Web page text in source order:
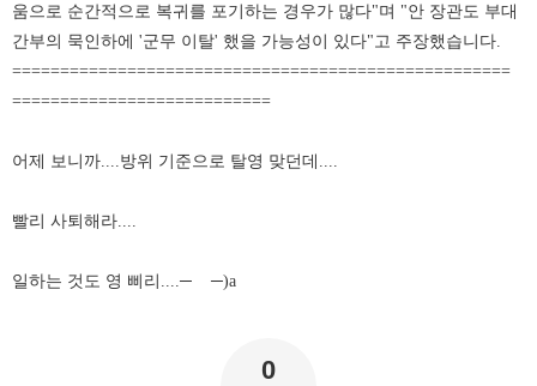
움으로 순간적으로 복귀를 포기하는 경우가 많다"며 "안 장관도 부대
간부의 묵인하에 '군무 이탈' 했을 가능성이 있다"고 주장했습니다.
====================================================
===========================
어제 보니까....방위 기준으로 탈영 맞던데....
빨리 사퇴해라....
일하는 것도 영 삐리.... ─ ─)a
0